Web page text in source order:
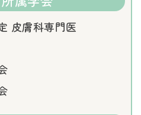
皮膚科専門医